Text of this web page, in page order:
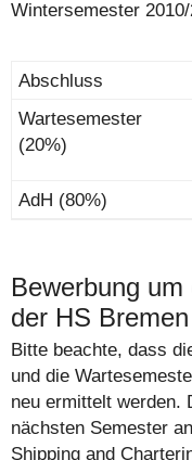
Wintersemester
Bewerbung
der HS Bremen
Bitte beachte, dass
und die
neu ermittelt werden.
nächsten Semester
Shipping and